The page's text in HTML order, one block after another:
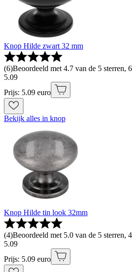
Knop Hilde zwart 32 mm
(6)Beoordeeld met 4.7 van de 5 sterren,
5.09
Prijs: 5.09 euro
Bekijk alles in knop
Knop Hilde tin look 32mm
(4)Beoordeeld met 5.0 van de 5 sterren,
5.09
Prijs: 5.09 euro